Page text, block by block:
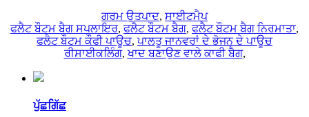
ਗਰਮ ਉਤਪਾਦ, ਸਾਈਟਮੈਪ
ਫਲੈਟ ਬੌਟਮ ਬੈਗ ਸਪਲਾਇਰ,ਫਲੈਟ ਬੌਟਮ ਬੈਗ,ਫਲੈਟ ਬੌਟਮ ਬੈਗ ਨਿਰਮਾਤਾ,
ਫਲੈਟ ਬੌਟਮ ਕੌਫੀ ਪਾਊਚ,ਪਾਲਤੂ ਜਾਨਵਰਾਂ ਦੇ ਭੋਜਨ ਦੇ ਪਾਊਚ
ਰੀਸਾਈਕਲਿੰਗ,ਖਾਦ ਬਣਾਉਣ ਵਾਲੇ ਕਾਫੀ ਬੈਗ,
ਪੁੱਛਗਿੱਛ